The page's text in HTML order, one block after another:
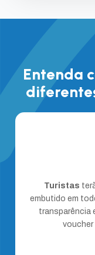
Entenda
Turistas
embutido em
transparência
voucher